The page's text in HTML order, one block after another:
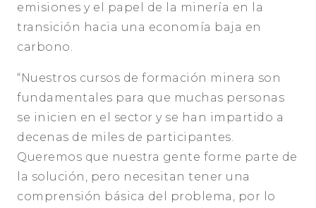
emisiones y el papel de la minería en la
transición hacia una economía baja en
carbono.
“Nuestros cursos de formación minera son
fundamentales para que muchas personas
se inicien en el sector y se han impartido a
decenas de miles de participantes.
Queremos que nuestra gente forme parte de
la solución, pero necesitan tener una
comprensión básica del problema, por lo